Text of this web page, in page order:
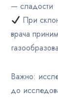
— сладости
При
врача
Важно:
до